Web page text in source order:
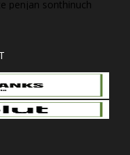
penjan sonthinuch